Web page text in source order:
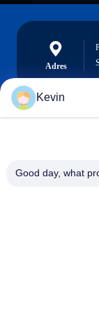
Adres
Kevin
Good day, what